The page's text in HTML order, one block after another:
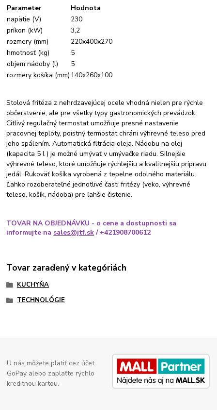
Parameter
Hodnota
napätie (V)
230
príkon (kW)
3,2
rozmery (mm)
220x400x270
hmotnosť (kg)
5
objem nádoby (l)
5
rozmery košíka (mm) 140x260x100
Stolová fritéza z nehrdzavejúcej ocele vhodná nielen pre rýchle
občerstvenie, ale pre všetky typy gastronomických prevádzok.
Citlivý regulačný termostat umožňuje presné nastavenie
pracovnej teploty, poistný termostat chráni výhrevné teleso pred
jeho spálením. Automatická fltrácia oleja. Nádobu na olej
(kapacita 5 l ) je možné umývať v umývačke riadu. Silnejšie
výhrevné teleso, ktoré umožňuje rýchlejšiu a kvalitnejšiu prípravu
jedál. Rukoväť košíka vyrobená z tepelne odolného materiálu.
Ľahko rozoberateľné jednotlivé časti fritézy (veko, výhrevné
teleso, košík, nádoba) pre ľahšie čistenie.
TOVAR NA OBJEDNÁVKU - o cene a dostupnosti sa
informujte na sales@jtf.sk / +421908700612
Tovar zaradený v kategóriách
KUCHYŇA
TECHNOLÓGIE
U nás môžete platiť cez účet
GoPay alebo zaplaťte rýchlo
kreditnou kartou.